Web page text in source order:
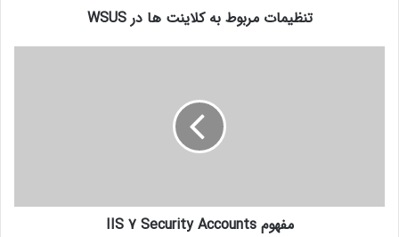
تنظیمات مربوط به کلاینت ها در WSUS
مفهوم IIS 7 Security Accounts